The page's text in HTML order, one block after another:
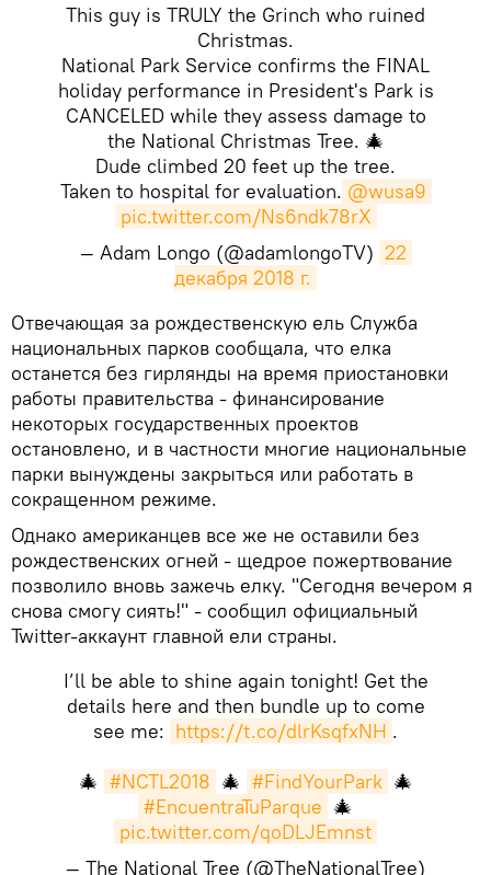
This guy is TRULY the Grinch who ruined
Christmas.
National Park Service confirms the FINAL
holiday performance in President's Park is
CANCELED while they assess damage to
the National Christmas Tree. 🎄
Dude climbed 20 feet up the tree.
Taken to hospital for evaluation. @wusa9
pic.twitter.com/Ns6ndk78rX
— Adam Longo (@adamlongoTV) 22
декабря 2018 г.
​Отвечающая за рождественскую ель Служба
национальных парков сообщала, что елка
останется без гирлянды на время приостановки
работы правительства - финансирование
некоторых государственных проектов
остановлено, и в частности многие национальные
парки вынуждены закрыться или работать в
сокращенном режиме.
Однако американцев все же не оставили без
рождественских огней - щедрое пожертвование
позволило вновь зажечь елку. "Сегодня вечером я
снова смогу сиять!" - сообщил официальный
Twitter-аккаунт главной ели страны.
I’ll be able to shine again tonight! Get the
details here and then bundle up to come
see me: https://t.co/dlrKsqfxNH .
🎄 #NCTL2018 🎄 #FindYourPark 🎄
#EncuentraTuParque 🎄
pic.twitter.com/qoDLJEmnst
— The National Tree (@TheNationalTree)